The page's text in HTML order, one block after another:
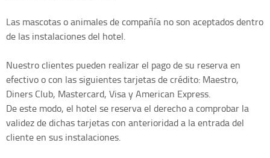
Las mascotas o animales de compañía no son aceptados dentro
de las instalaciones del hotel.
Nuestro clientes pueden realizar el pago de su reserva en
efectivo o con las siguientes tarjetas de crédito: Maestro,
Diners Club, Mastercard, Visa y American Express.
De este modo, el hotel se reserva el derecho a comprobar la
validez de dichas tarjetas con anterioridad a la entrada del
cliente en sus instalaciones.